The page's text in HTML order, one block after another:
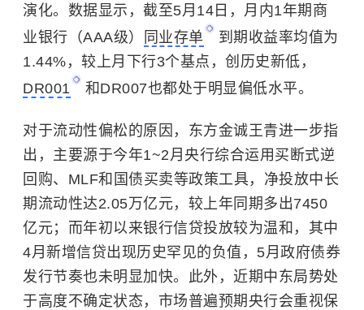
演化。数据显示，截至5月14日，月内1年期商
业银行（AAA级）
同业存单
到期收益率均值为
1.44%，较上月下行3个基点，创历史新低，
DR001
和DR007也都处于明显偏低水平。
对于流动性偏松的原因，东方金诚王青进一步指
出，主要源于今年1~2月央行综合运用买断式逆
回购、MLF和国债买卖等政策工具，净投放中长
期流动性达2.05万亿元，较上年同期多出7450
亿元；而年初以来银行信贷投放较为温和，其中
4月新增信贷出现历史罕见的负值，5月政府债券
发行节奏也未明显加快。此外，近期中东局势处
于高度不确定状态，市场普遍预期央行会重视保